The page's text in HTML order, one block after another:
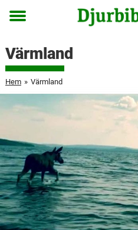
Toggle
Värmland
Hem » Värmland